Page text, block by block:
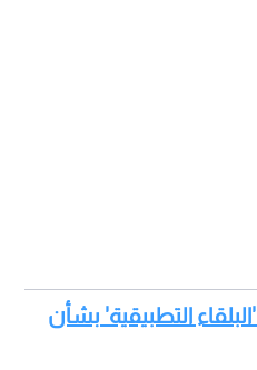
التطبيقية' بشأن